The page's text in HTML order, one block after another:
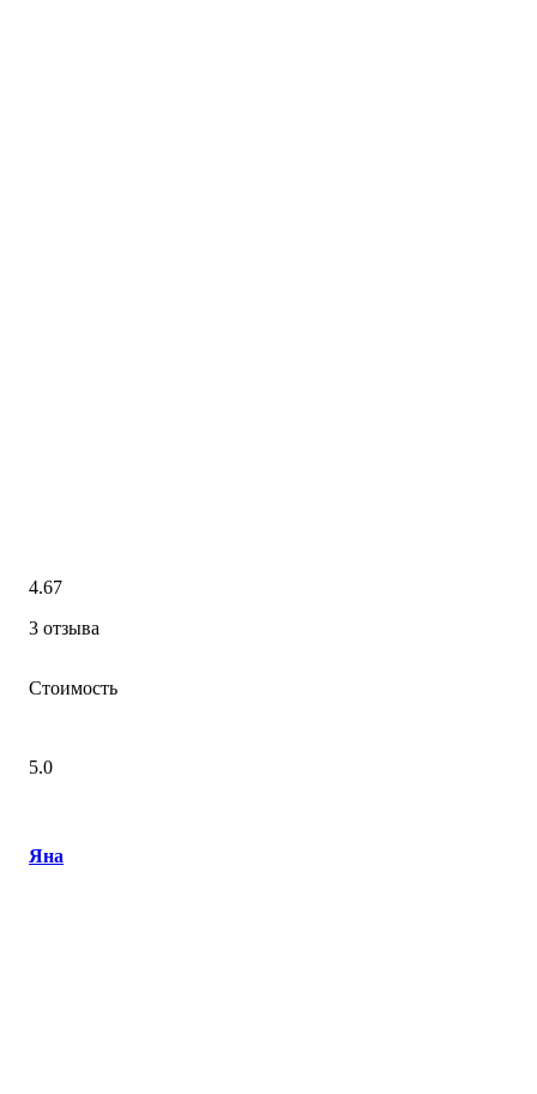
4.67
3 отзыва
Стоимость
5.0
Яна